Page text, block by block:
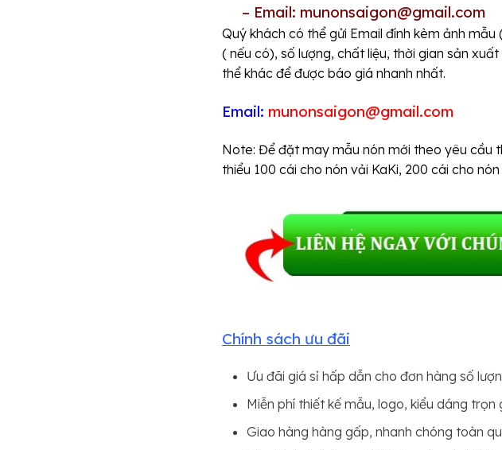
– Email: munonsaigon@gmail.com
Quý khách có thể gửi Email đính kèm ảnh mẫu
( nếu có), số lượng, chất liệu, thời gian sản
thể khác để được báo giá nhanh nhất.
Email: munonsaigon@gmail.com
Note: Để đặt may mẫu nón mới theo yêu cầu
thiểu 100 cái cho nón vải KaKi, 200 cái cho nón
Chính sách ưu đãi
Ưu đãi giá sỉ hấp dẫn cho đơn hàng số
Miễn phí thiết kế mẫu, logo, kiểu dáng trọn
Giao hàng hàng gấp, nhanh chóng toàn